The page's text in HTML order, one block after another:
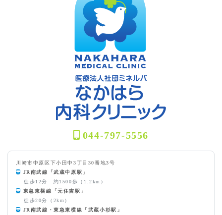
044-797-5556
川崎市中原区下小田中3丁目30番地3号
JR南武線「武蔵中原駅」
徒歩12分 約1500歩（1.2km）
東急東横線「元住吉駅」
徒歩20分（2km）
JR南武線・東急東横線「武蔵小杉駅」